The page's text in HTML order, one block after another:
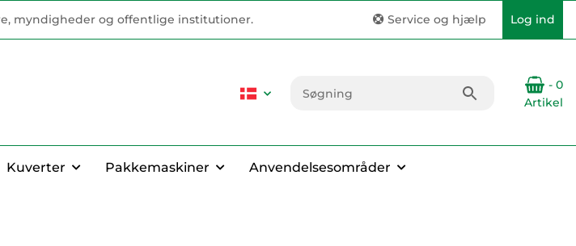
myndigheder og offentlige institutioner. Service og hjælp Log ind
- 0
Artikel
Kuverter Pakkemaskiner Anvendelsesområder